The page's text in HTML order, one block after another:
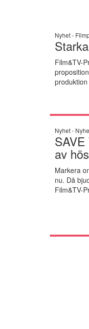
Nyhet -
Film&TV-
Nyhet -
av
Markera
nu. Då
Film&TV-